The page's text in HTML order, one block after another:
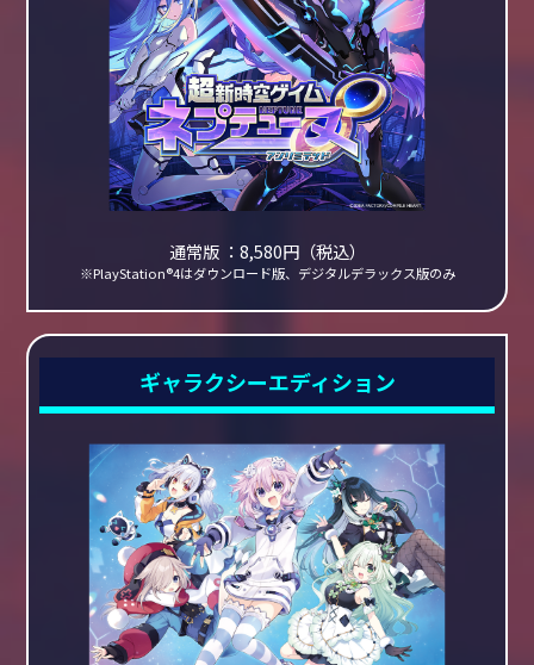
通常版 ：8,580円（税込）
※PlayStation®4はダウンロード版、デジタルデラックス版のみ
ギャラクシーエディション